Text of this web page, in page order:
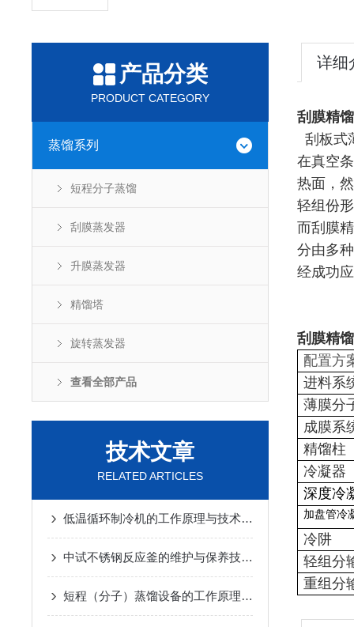
产品分类
PRODUCT CATEGORY
蒸馏系列
短程分子蒸馏
刮膜蒸发器
升膜蒸发器
精馏塔
旋转蒸发器
查看全部产品
技术文章
RELATED ARTICLES
低温循环制冷机的工作原理与技术优势 2025-02-14
中试不锈钢反应釜的维护与保养技巧 2025-01-10
短程（分子）蒸馏设备的工作原理及应用 2024-12-07
详细
刮膜精
刮板式
在真空
热面，
轻组份
而刮膜
分由多
经成功
刮膜精
配置方
进料系
薄膜分
成膜系
精馏柱
冷凝器
深度冷
加盘管冷
冷阱
轻组分
重组分